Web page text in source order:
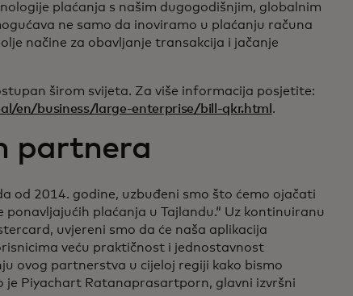
plaćanja s našim dugogodišnjim, globalnim
ne samo da inoviramo u plaćanju računa
načine za obavljanje transakcija i jačanje
širom svijeta. Za više informacija posjetite:
en/business/large-enterprise/bill-qkr.html .
partnera
od 2014. godine, uzbuđeni smo što ćemo ojačati
plaćanja u Tajlandu.“ Uz kontinuiranu
uvjereni smo da će naša aplikacija
veću praktičnost i jednostavnost
ovog partnerstva u cijeloj regiji kako bismo
je Piyachart Ratanaprasartporn, glavni izvršni